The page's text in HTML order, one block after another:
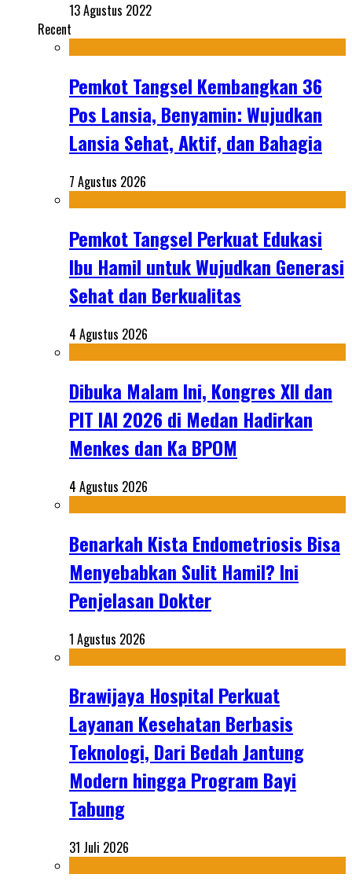
13 Agustus 2022
Recent
Pemkot Tangsel Kembangkan 36
Pos Lansia, Benyamin: Wujudkan
Lansia Sehat, Aktif, dan Bahagia
7 Agustus 2026
Pemkot Tangsel Perkuat Edukasi
Ibu Hamil untuk Wujudkan Generasi
Sehat dan Berkualitas
4 Agustus 2026
Dibuka Malam Ini, Kongres XII dan
PIT IAI 2026 di Medan Hadirkan
Menkes dan Ka BPOM
4 Agustus 2026
Benarkah Kista Endometriosis Bisa
Menyebabkan Sulit Hamil? Ini
Penjelasan Dokter
1 Agustus 2026
Brawijaya Hospital Perkuat
Layanan Kesehatan Berbasis
Teknologi, Dari Bedah Jantung
Modern hingga Program Bayi
Tabung
31 Juli 2026